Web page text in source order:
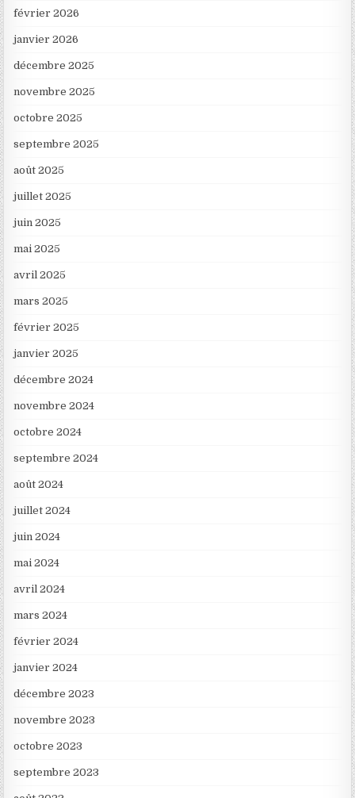
février 2026
janvier 2026
décembre 2025
novembre 2025
octobre 2025
septembre 2025
août 2025
juillet 2025
juin 2025
mai 2025
avril 2025
mars 2025
février 2025
janvier 2025
décembre 2024
novembre 2024
octobre 2024
septembre 2024
août 2024
juillet 2024
juin 2024
mai 2024
avril 2024
mars 2024
février 2024
janvier 2024
décembre 2023
novembre 2023
octobre 2023
septembre 2023